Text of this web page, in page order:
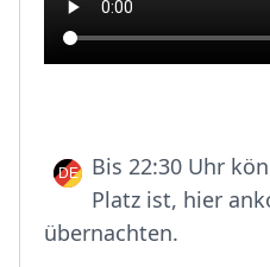
Bis 22:30 Uhr
Platz ist, hier
übernachten.